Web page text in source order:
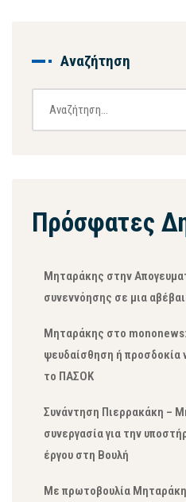
Αναζήτηση
Πρόσφατες
Μηταράκης στην
συνεννόησης σε μια
Μηταράκης στο
ψευδαίσθηση ή προσδοκία
το ΠΑΣΟΚ
Συνάντηση Πιερρακάκη –
συνεργασία για την
έργου στη Βουλή
Με πρωτοβουλία Μηταράκη